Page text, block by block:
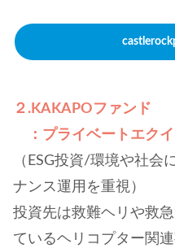
２.KAKAPOファンド
：プライベートエク
（ESG投資/環境や社会
ナンス運用を重視）
投資先は救難ヘリや救
ているヘリコプター関